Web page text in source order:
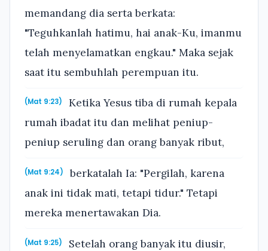
memandang dia serta berkata:
"Teguhkanlah hatimu, hai anak-Ku, imanmu
telah menyelamatkan engkau." Maka sejak
saat itu sembuhlah perempuan itu.
(Mat 9:23)
Ketika Yesus tiba di rumah kepala
rumah ibadat itu dan melihat peniup-
peniup seruling dan orang banyak ribut,
(Mat 9:24)
berkatalah Ia: "Pergilah, karena
anak ini tidak mati, tetapi tidur." Tetapi
mereka menertawakan Dia.
(Mat 9:25)
Setelah orang banyak itu diusir,